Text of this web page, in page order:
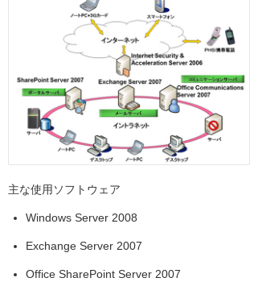
主な使用ソフトウェア
Windows Server 2008
Exchange Server 2007
Office SharePoint Server 2007